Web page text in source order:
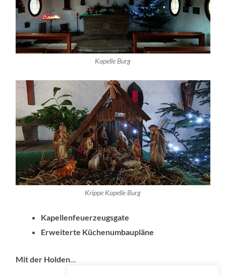
Kapelle Burg
Krippe Kapelle Burg
Kapellenfeuerzeugsgate
Erweiterte Küchenumbaupläne
Mit der Holden…